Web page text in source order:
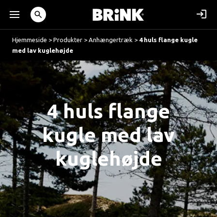
Hjemmeside > Produkter > Anhængertræk > 4 huls flange kugle
med lav kuglehøjde
4 huls flange
kugle med lav
kuglehøjde